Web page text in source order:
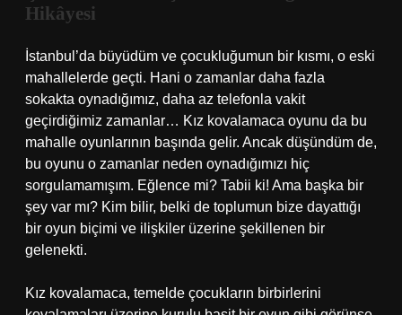
Hikâyesi
İstanbul’da büyüdüm ve çocukluğumun bir kısmı, o eski
mahallelerde geçti. Hani o zamanlar daha fazla
sokakta oynadığımız, daha az telefonla vakit
geçirdiğimiz zamanlar… Kız kovalamaca oyunu da bu
mahalle oyunlarının başında gelir. Ancak düşündüm de,
bu oyunu o zamanlar neden oynadığımızı hiç
sorgulamamışım. Eğlence mi? Tabii ki! Ama başka bir
şey var mı? Kim bilir, belki de toplumun bize dayattığı
bir oyun biçimi ve ilişkiler üzerine şekillenen bir
gelenekti.
Kız kovalamaca, temelde çocukların birbirlerini